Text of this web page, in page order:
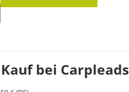
bei Carpleads